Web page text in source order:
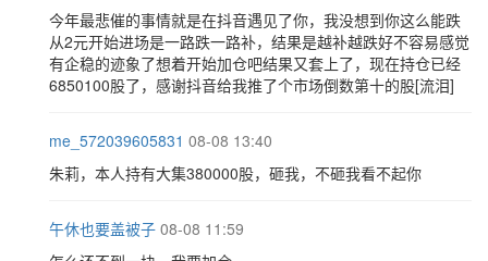
今年最悲催的事情就是在抖音遇见了你，我没想到你这么能跌
从2元开始进场是一路跌一路补，结果是越补越跌好不容易感觉
有企稳的迹象了想着开始加仓吧结果又套上了，现在持仓已经
6850100股了，感谢抖音给我推了个市场倒数第十的股[流泪]
me_572039605831 08-08 13:40
朱莉，本人持有大集380000股，砸我，不砸我看不起你
午休也要盖被子 08-08 11:59